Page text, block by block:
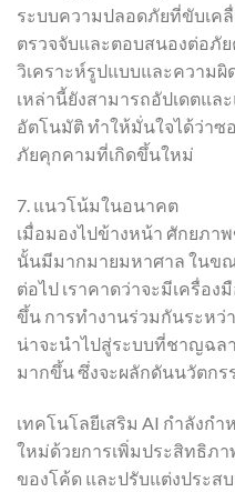
ระบบความปลอดภัยที่ขับเค
ตรวจจับและตอบสนองต่อภั
วิเคราะห์รูปแบบและความ
เหล่านี้ยังสามารถอัปเดตแ
อัตโนมัติ ทำให้มั่นใจได้ว่าซ
ภัยคุกคามที่เกิดขึ้นใหม่
7. แนวโน้มในอนาคต
เมื่อมองไปข้างหน้า ศักยภา
นั้นมีมากมายมหาศาล ในข
ต่อไป เราคาดว่าจะมีเครื่อ
ขึ้น การทำงานร่วมกันระหว่
น่าจะนำไปสู่ระบบที่ชาญฉล
มากขึ้น ซึ่งจะผลักดันนวัตกร
เทคโนโลยีเสริม AI กำลัง
ใหม่ด้วยการเพิ่มประสิทธิภ
ของโค้ด และปรับแต่งประส